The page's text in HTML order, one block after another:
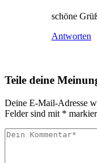
schöne
Antworten
Teile deine
Deine E-Mail-Adresse
Felder sind mit *